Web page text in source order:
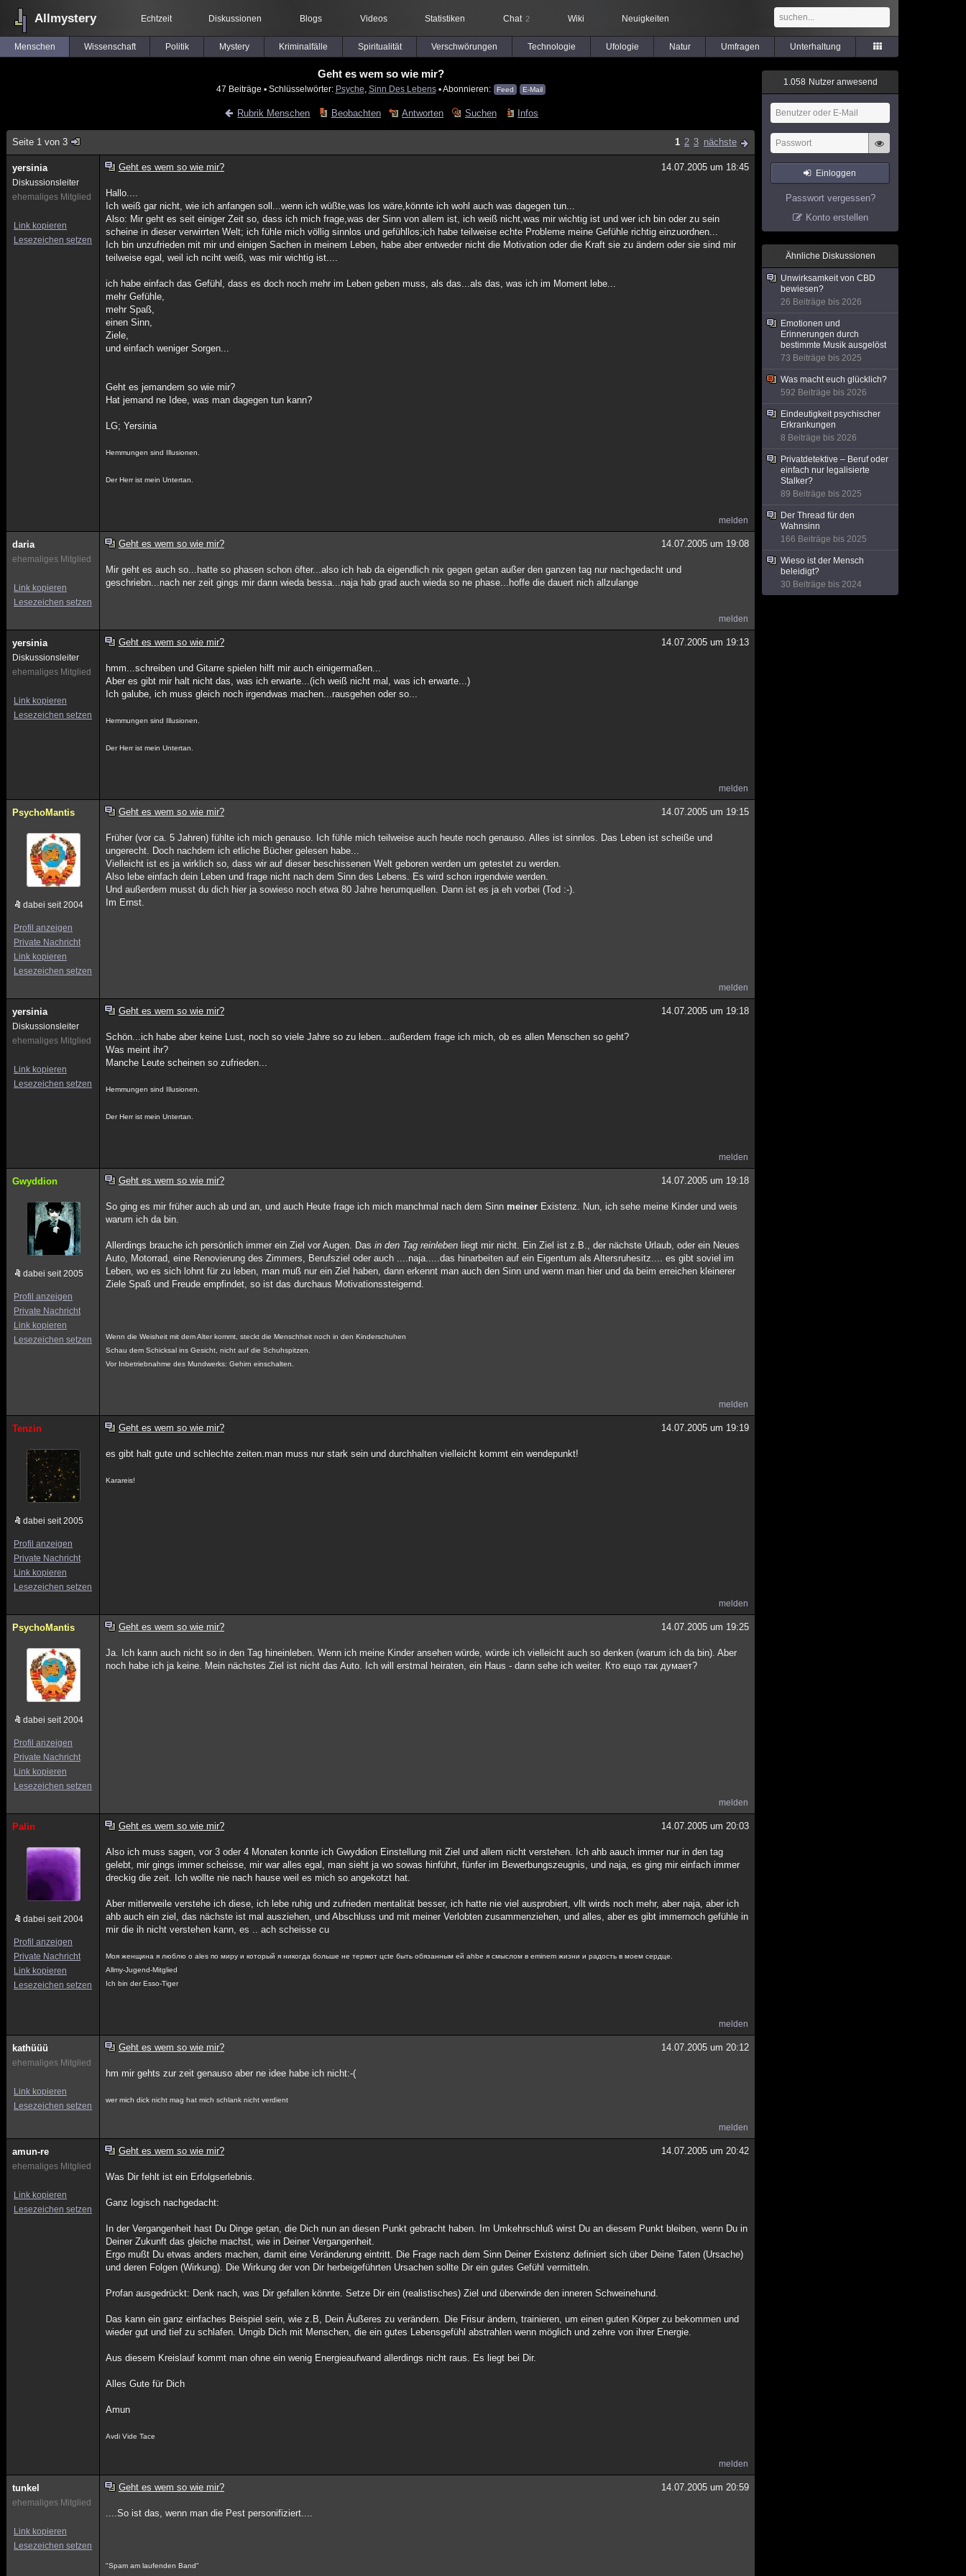
Allmystery Echtzeit Diskussionen Blogs Videos Statistiken Chat 2 Wiki Neuigkeiten
Menschen Wissenschaft Politik Mystery Kriminalfälle Spiritualität Verschwörungen Technologie Ufologie Natur Umfragen Unterhaltung
Geht es wem so wie mir?
47 Beiträge ▪ Schlüsselwörter: Psyche Sinn Des Lebens▪ Abonnieren: Feed E-Mail
Rubrik Menschen Beobachten Antworten Suchen Infos
Seite 1 von 3 1 2 3 nächste
yersinia
Diskussionsleiter
ehemaliges Mitglied
Link kopieren
Lesezeichen setzen
Geht es wem so wie mir? 14.07.2005 um 18:45
Hallo....
Ich weiß gar nicht, wie ich anfangen soll...wenn ich wüßte,was los wäre,könnte ich wohl auch was dagegen tun...
Also: Mir geht es seit einiger Zeit so, dass ich mich frage,was der Sinn von allem ist, ich weiß nicht,was mir wichtig ist und wer ich bin oder zu sein
scheine in dieser verwirrten Welt; ich fühle mich völlig sinnlos und gefühllos;ich habe teilweise echte Probleme meine Gefühle richtig einzuordnen...
Ich bin unzufrieden mit mir und einigen Sachen in meinem Leben, habe aber entweder nicht die Motivation oder die Kraft sie zu ändern oder sie sind mir
teilweise egal, weil ich nciht weiß, was mir wichtig ist....
ich habe einfach das Gefühl, dass es doch noch mehr im Leben geben muss, als das...als das, was ich im Moment lebe...
mehr Gefühle,
mehr Spaß,
einen Sinn,
Ziele,
und einfach weniger Sorgen...
Geht es jemandem so wie mir?
Hat jemand ne Idee, was man dagegen tun kann?
LG; Yersinia
Hemmungen sind Illusionen.
Der Herr ist mein Untertan.
melden
daria
ehemaliges Mitglied
Link kopieren
Lesezeichen setzen
Geht es wem so wie mir? 14.07.2005 um 19:08
Mir geht es auch so...hatte so phasen schon öfter...also ich hab da eigendlich nix gegen getan außer den ganzen tag nur nachgedacht und
geschriebn...nach ner zeit gings mir dann wieda bessa...naja hab grad auch wieda so ne phase...hoffe die dauert nich allzulange
melden
yersinia
Diskussionsleiter
ehemaliges Mitglied
Link kopieren
Lesezeichen setzen
Geht es wem so wie mir? 14.07.2005 um 19:13
hmm...schreiben und Gitarre spielen hilft mir auch einigermaßen...
Aber es gibt mir halt nicht das, was ich erwarte...(ich weiß nicht mal, was ich erwarte...)
Ich galube, ich muss gleich noch irgendwas machen...rausgehen oder so...
Hemmungen sind Illusionen.
Der Herr ist mein Untertan.
melden
PsychoMantis
dabei seit 2004
Profil anzeigen
Private Nachricht
Link kopieren
Lesezeichen setzen
Geht es wem so wie mir? 14.07.2005 um 19:15
Früher (vor ca. 5 Jahren) fühlte ich mich genauso. Ich fühle mich teilweise auch heute noch genauso. Alles ist sinnlos. Das Leben ist scheiße und
ungerecht. Doch nachdem ich etliche Bücher gelesen habe...
Vielleicht ist es ja wirklich so, dass wir auf dieser beschissenen Welt geboren werden um getestet zu werden.
Also lebe einfach dein Leben und frage nicht nach dem Sinn des Lebens. Es wird schon irgendwie werden.
Und außerdem musst du dich hier ja sowieso noch etwa 80 Jahre herumquellen. Dann ist es ja eh vorbei (Tod :-).
Im Ernst.
melden
yersinia
Diskussionsleiter
ehemaliges Mitglied
Link kopieren
Lesezeichen setzen
Geht es wem so wie mir? 14.07.2005 um 19:18
Schön...ich habe aber keine Lust, noch so viele Jahre so zu leben...außerdem frage ich mich, ob es allen Menschen so geht?
Was meint ihr?
Manche Leute scheinen so zufrieden...
Hemmungen sind Illusionen.
Der Herr ist mein Untertan.
melden
Gwyddion
dabei seit 2005
Profil anzeigen
Private Nachricht
Link kopieren
Lesezeichen setzen
Geht es wem so wie mir? 14.07.2005 um 19:18
So ging es mir früher auch ab und an, und auch Heute frage ich mich manchmal nach dem Sinn meiner Existenz. Nun, ich sehe meine Kinder und weis
warum ich da bin.
Allerdings brauche ich persönlich immer ein Ziel vor Augen. Dasin den Tag reinleben liegt mir nicht. Ein Ziel ist z.B., der nächste Urlaub, oder ein Neues
Auto, Motorrad, eine Renovierung des Zimmers, Berufsziel oder auch ....naja.....das hinarbeiten auf ein Eigentum als Altersruhesitz.... es gibt soviel im
Leben, wo es sich lohnt für zu leben, man muß nur ein Ziel haben, dann erkennt man auch den Sinn und wenn man hier und da beim erreichen kleinerer
Ziele Spaß und Freude empfindet, so ist das durchaus Motivationssteigernd.
Wenn die Weisheit mit dem Alter kommt, steckt die Menschheit noch in den Kinderschuhen
Schau dem Schicksal ins Gesicht, nicht auf die Schuhspitzen.
Vor Inbetriebnahme des Mundwerks: Gehirn einschalten.
melden
Tenzin
dabei seit 2005
Profil anzeigen
Private Nachricht
Link kopieren
Lesezeichen setzen
Geht es wem so wie mir? 14.07.2005 um 19:19
es gibt halt gute und schlechte zeiten.man muss nur stark sein und durchhalten vielleicht kommt ein wendepunkt!
Karareis!
melden
PsychoMantis
dabei seit 2004
Profil anzeigen
Private Nachricht
Link kopieren
Lesezeichen setzen
Geht es wem so wie mir? 14.07.2005 um 19:25
Ja. Ich kann auch nicht so in den Tag hineinleben. Wenn ich meine Kinder ansehen würde, würde ich vielleicht auch so denken (warum ich da bin). Aber
noch habe ich ja keine. Mein nächstes Ziel ist nicht das Auto. Ich will erstmal heiraten, ein Haus - dann sehe ich weiter. Кто ещо так думает?
melden
Palin
dabei seit 2004
Profil anzeigen
Private Nachricht
Link kopieren
Lesezeichen setzen
Geht es wem so wie mir? 14.07.2005 um 20:03
Also ich muss sagen, vor 3 oder 4 Monaten konnte ich Gwyddion Einstellung mit Ziel und allem nicht verstehen. Ich ahb aauch immer nur in den tag
gelebt, mir gings immer scheisse, mir war alles egal, man sieht ja wo sowas hinführt, fünfer im Bewerbungszeugnis, und naja, es ging mir einfach immer
dreckig die zeit. Ich wollte nie nach hause weil es mich so angekotzt hat.
Aber mitlerweile verstehe ich diese, ich lebe ruhig und zufrieden mentalität besser, ich hatte nie viel ausprobiert, vllt wirds noch mehr, aber naja, aber ich
ahb auch ein ziel, das nächste ist mal ausziehen, und Abschluss und mit meiner Verlobten zusammenziehen, und alles, aber es gibt immernoch gefühle in
mir die ih nicht verstehen kann, es .. ach scheisse cu
Моя женщина я люблю о ales по миру и который я никогда больше не теряют цcte быть обязанным ей ahbe я смыслом в eminem жизни и радость в моем сердце.
Allmy-Jugend-Mitglied
Ich bin der Esso-Tiger
melden
kathüüü
ehemaliges Mitglied
Link kopieren
Lesezeichen setzen
Geht es wem so wie mir? 14.07.2005 um 20:12
hm mir gehts zur zeit genauso aber ne idee habe ich nicht:-(
wer mich dick nicht mag hat mich schlank nicht verdient
melden
amun-re
ehemaliges Mitglied
Link kopieren
Lesezeichen setzen
Geht es wem so wie mir? 14.07.2005 um 20:42
Was Dir fehlt ist ein Erfolgserlebnis.
Ganz logisch nachgedacht:
In der Vergangenheit hast Du Dinge getan, die Dich nun an diesen Punkt gebracht haben. Im Umkehrschluß wirst Du an diesem Punkt bleiben, wenn Du in
Deiner Zukunft das gleiche machst, wie in Deiner Vergangenheit.
Ergo mußt Du etwas anders machen, damit eine Veränderung eintritt. Die Frage nach dem Sinn Deiner Existenz definiert sich über Deine Taten (Ursache)
und deren Folgen (Wirkung). Die Wirkung der von Dir herbeigeführten Ursachen sollte Dir ein gutes Gefühl vermitteln.
Profan ausgedrückt: Denk nach, was Dir gefallen könnte. Setze Dir ein (realistisches) Ziel und überwinde den inneren Schweinehund.
Das kann ein ganz einfaches Beispiel sein, wie z.B, Dein Äußeres zu verändern. Die Frisur ändern, trainieren, um einen guten Körper zu bekommen und
wieder gut und tief zu schlafen. Umgib Dich mit Menschen, die ein gutes Lebensgefühl abstrahlen wenn möglich und zehre von ihrer Energie.
Aus diesem Kreislauf kommt man ohne ein wenig Energieaufwand allerdings nicht raus. Es liegt bei Dir.
Alles Gute für Dich
Amun
Avdi Vide Tace
melden
tunkel
ehemaliges Mitglied
Link kopieren
Lesezeichen setzen
Geht es wem so wie mir? 14.07.2005 um 20:59
....So ist das, wenn man die Pest personifiziert....
"Spam am laufenden Band"
1.058 Nutzer anwesend
Einloggen
Passwort vergessen?
Konto erstellen
Ähnliche Diskussionen
Unwirksamkeit von CBD
bewiesen?
26 Beiträge bis 2026
Emotionen und
Erinnerungen durch
bestimmte Musik ausgelöst
73 Beiträge bis 2025
Was macht euch glücklich?
592 Beiträge bis 2026
Eindeutigkeit psychischer
Erkrankungen
8 Beiträge bis 2026
Privatdetektive – Beruf oder
einfach nur legalisierte
Stalker?
89 Beiträge bis 2025
Der Thread für den
Wahnsinn
166 Beiträge bis 2025
Wieso ist der Mensch
beleidigt?
30 Beiträge bis 2024